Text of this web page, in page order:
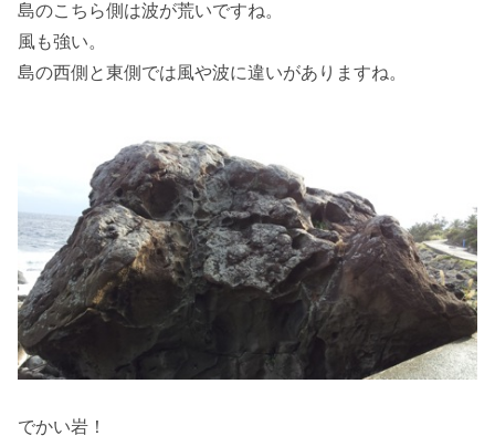
島のこちら側は波が荒いですね。
風も強い。
島の西側と東側では風や波に違いがありますね。
でかい岩！